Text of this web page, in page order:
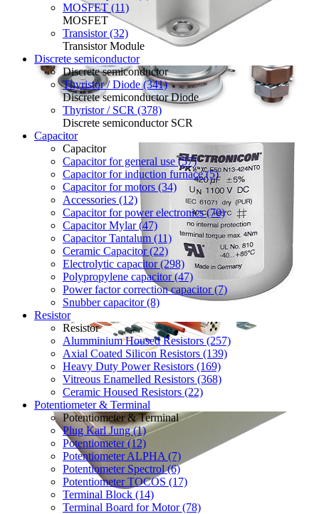
MOSFET (11)
MOSFET
Transistor (32)
Transistor Module
Discrete semiconductor
Discrete semiconductor
Thyristor / Diode (341)
Discrete semiconductor Diode
Thyristor / SCR (378)
Discrete semiconductor SCR
Capacitor
Capacitor
Capacitor for general use (57)
Capacitor for induction furnace (5)
Capacitor for motors (34)
Accessories (12)
Capacitor for power electronics (70)
Capacitor Mylar (47)
Capacitor Tantalum (11)
Ceramic Capacitor (22)
Electrolytic capacitor (298)
Polypropylene capacitor (47)
Power factor correction capacitor (7)
Snubber capacitor (8)
Resistor
Resistor
Alumminium Housed Resistors (257)
Axial Coated Silicon Resistors (139)
Heavy Duty Power Resistors (169)
Vitreous Enamelled Resistors (368)
Ceramic Housed Resistors (22)
Potentiometer & Terminal
Potentiometer & Terminal
Plug Karl Jung (1)
Potentiometer (12)
Potentiometer ALPHA (7)
Potentiometer Spectrol (6)
Potentiometer TOCOS (17)
Terminal Block (14)
Terminal Board for Motor (78)